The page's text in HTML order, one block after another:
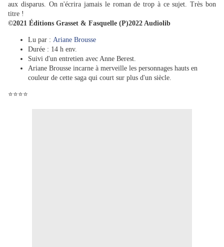
aux disparus. On n'écrira jamais le roman de trop à ce sujet. Très bon
titre !
©2021 Éditions Grasset & Fasquelle (P)2022 Audiolib
Lu par : Ariane Brousse
Durée : 14 h env.
Suivi d'un entretien avec Anne Berest.
Ariane Brousse incarne à merveille les personnages hauts en
couleur de cette saga qui court sur plus d'un siècle.
⭐⭐⭐⭐